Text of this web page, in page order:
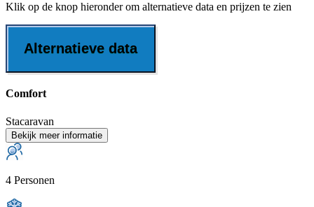
Klik op de knop hieronder om alternatieve data en prijzen te zien
Alternatieve data
Comfort
Stacaravan
Bekijk meer informatie
4 Personen